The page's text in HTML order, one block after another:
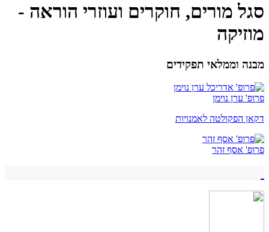
סגל מורים, חוקרים ועוזרי הוראה -
מוזיקה
מבנה וממלאי תפקידים
פרופ' ערן נוימן
דקאן הפקולטה לאמנויות
פרופ' אסף זהר